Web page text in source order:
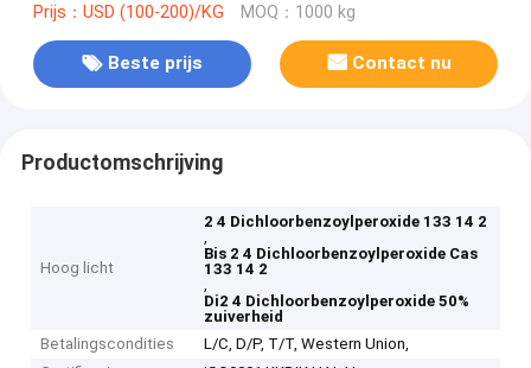
Prijs：USD (100-200)/KG MOQ：1000 kg
Beste prijs Contact nu
Productomschrijving
Hoog licht
2 4 Dichloorbenzoylperoxide 133 14 2
,
Bis 2 4 Dichloorbenzoylperoxide Cas
133 14 2
,
Di2 4 Dichloorbenzoylperoxide 50%
zuiverheid
Betalingscondities
L/C, D/P, T/T, Western Union,